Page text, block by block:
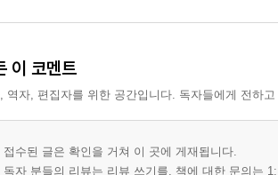
이 코멘트
역자, 편집자를 위한 공간입니다. 독자들에게 전하
접수된 글은 확인을 거쳐 이 곳에 게재됩니다.
독자 분들의 리뷰는 리뷰 쓰기를, 책에 대한 문의는